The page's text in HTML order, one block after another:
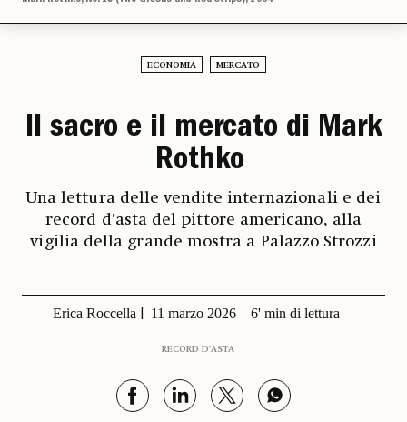
ECONOMIA MERCATO
Il sacro e il mercato di Mark
Rothko
Una lettura delle vendite internazionali e dei
record d’asta del pittore americano, alla
vigilia della grande mostra a Palazzo Strozzi
Erica Roccella 11 marzo 2026 6' min di lettura
RECORD D’ASTA